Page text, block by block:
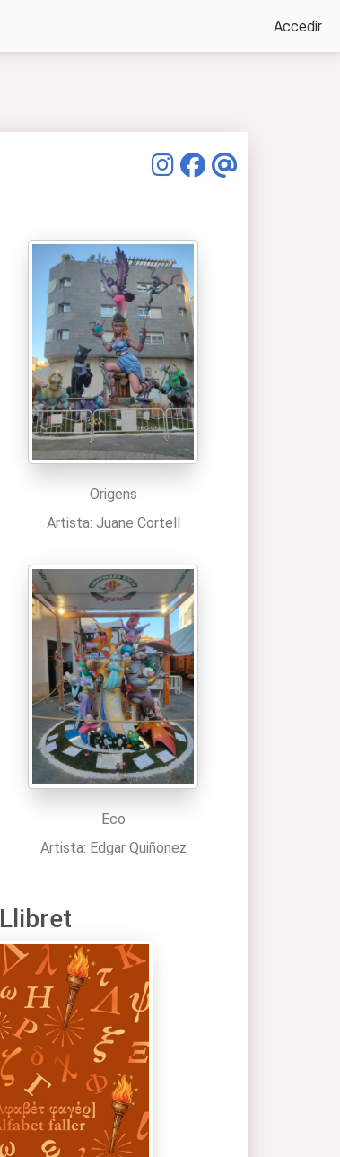
Accedir
Origens
Artista: Juane Cortell
Eco
Artista: Edgar Quiñonez
Llibret